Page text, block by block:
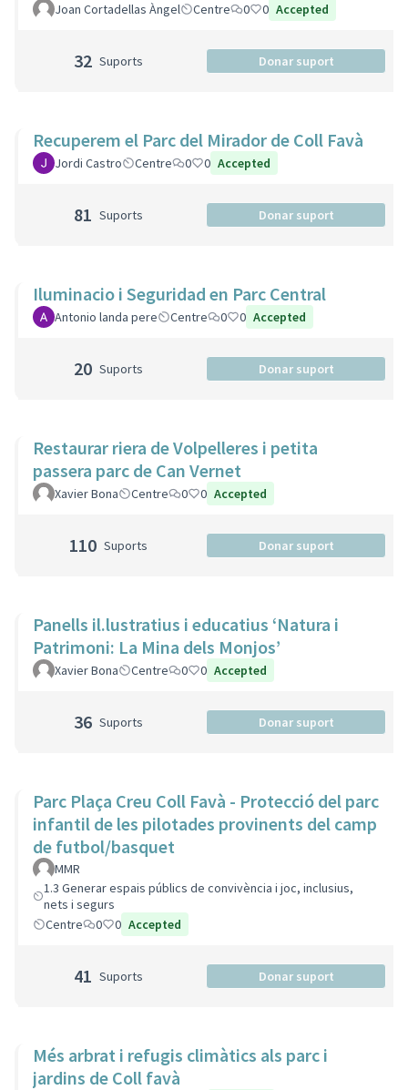
Joan Cortadellas Àngel Centre 0 0 Accepted
32 Suports Donar suport
Recuperem el Parc del Mirador de Coll Favà
Jordi Castro Centre 0 0 Accepted
81 Suports Donar suport
Iluminacio i Seguridad en Parc Central
Antonio landa pere Centre 0 0 Accepted
20 Suports Donar suport
Restaurar riera de Volpelleres i petita
passera parc de Can Vernet
Xavier Bona Centre 0 0 Accepted
110 Suports Donar suport
Panells il.lustratius i educatius ‘Natura i
Patrimoni: La Mina dels Monjos’
Xavier Bona Centre 0 0 Accepted
36 Suports Donar suport
Parc Plaça Creu Coll Favà - Protecció del parc
infantil de les pilotades provinents del camp
de futbol/basquet
MMR
1.3 Generar espais públics de convivència i joc, inclusius,
nets i segurs
Centre
0 0 Accepted
41 Suports Donar suport
Més arbrat i refugis climàtics als parc i
jardins de Coll favà